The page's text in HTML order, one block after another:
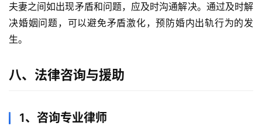
夫妻之间如出现矛盾和问题，应及时沟通解决。通过及时解
决婚姻问题，可以避免矛盾激化，预防婚内出轨行为的发
生。
八、法律咨询与援助
1、咨询专业律师